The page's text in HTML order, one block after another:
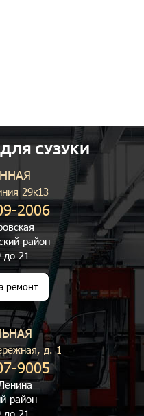
СУЗУКИ
29к13
2006
район
21
ремонт
д. 1
9005
район
21